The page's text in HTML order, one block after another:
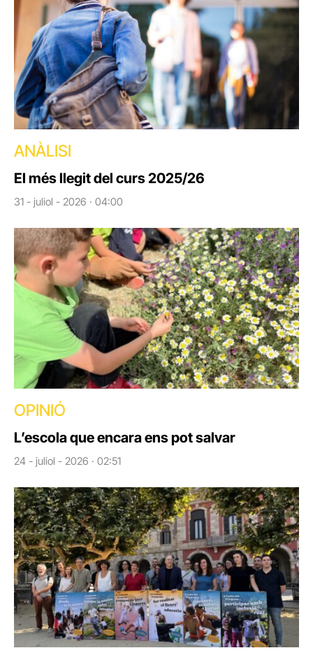
ANÀLISI
El més llegit del curs 2025/26
31 - juliol - 2026 · 04:00
OPINIÓ
L’escola que encara ens pot salvar
24 - juliol - 2026 · 02:51